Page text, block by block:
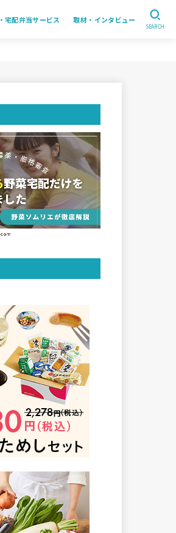
宅配弁当サービス 取材・インタビュー
SEARCH